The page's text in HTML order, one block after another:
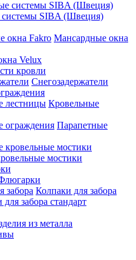
SIBA (Швеция)
Мансардные окна
Velux
кровли
Снегозадержатели
Кровельные
Парапетные
мостики
Колпаки для забора
забора стандарт
из металла